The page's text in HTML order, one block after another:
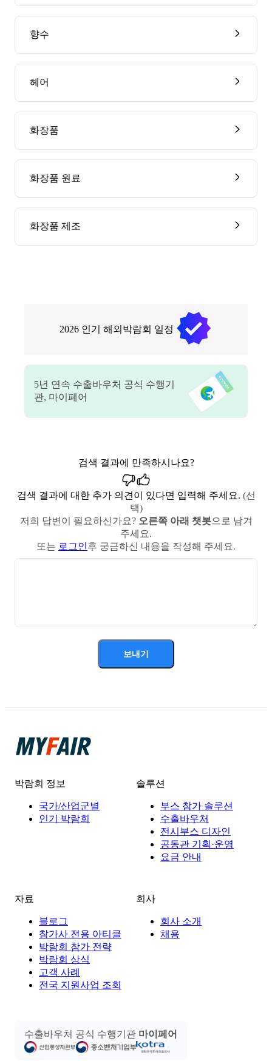
향수
헤어
화장품
화장품 원료
화장품 제조
2026 인기 해외박람회 일정
5년 연속 수출바우처 공식 수행기
관, 마이페어
검색 결과에 만족하시나요?
검색 결과에 대한 추가 의견이 있다면 입력해 주세요. (선
택)
저희 답변이 필요하신가요? 오른쪽 아래 챗봇으로 남겨
주세요.
또는 로그인후 궁금하신 내용을 작성해 주세요.
보내기
박람회 정보
국가/산업군별
인기 박람회
솔루션
부스 참가 솔루션
수출바우처
전시부스 디자인
공동관 기획·운영
요금 안내
자료
블로그
참가사 전용 아티클
박람회 참가 전략
박람회 상식
고객 사례
전국 지원사업 조회
회사
회사 소개
채용
수출바우처 공식 수행기관 마이페어